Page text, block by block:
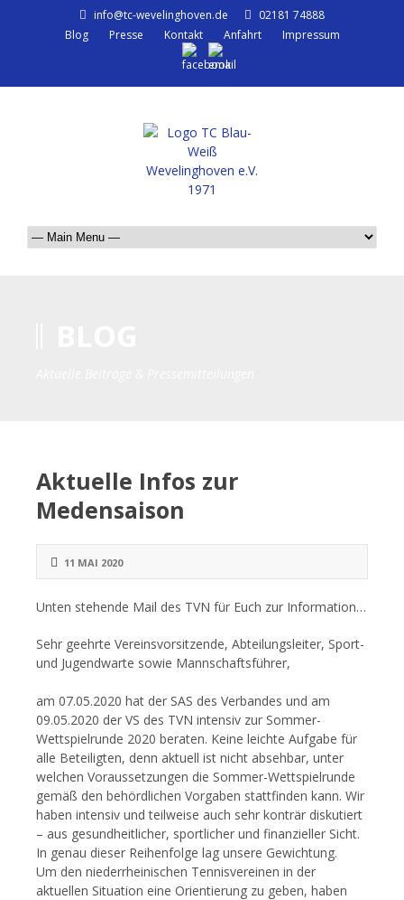
info@tc-wevelinghoven.de
02181 74888
Blog
Presse Kontakt Anfahrt Impressum
Aktuelle Infos zur
Medensaison
11 MAI 2020
Unten stehende Mail des TVN für Euch zur Information…
Sehr geehrte Vereinsvorsitzende, Abteilungsleiter, Sport-
und Jugendwarte sowie Mannschaftsführer,
am 07.05.2020 hat der SAS des Verbandes und am
09.05.2020 der VS des TVN intensiv zur Sommer-
Wettspielrunde 2020 beraten. Keine leichte Aufgabe für
alle Beteiligten, denn aktuell ist nicht absehbar, unter
welchen Voraussetzungen die Sommer-Wettspielrunde
gemäß den behördlichen Vorgaben stattfinden kann. Wir
haben intensiv und teilweise auch sehr konträr diskutiert
– aus gesundheitlicher, sportlicher und finanzieller Sicht.
In genau dieser Reihenfolge lag unsere Gewichtung.
Um den niederrheinischen Tennisvereinen in der
aktuellen Situation eine Orientierung zu geben, haben